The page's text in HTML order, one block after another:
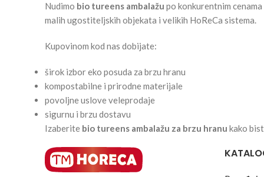
Nudimo bio tureens ambalažu po konkurentnim
malih ugostiteljskih objekata i velikih HoReCa sistema.
Kupovinom kod nas dobijate:
širok izbor eko posuda za brzu hranu
kompostabilne i prirodne materijale
povoljne uslove veleprodaje
sigurnu i brzu dostavu
Izaberite bio tureens ambalažu za brzu hranu kako